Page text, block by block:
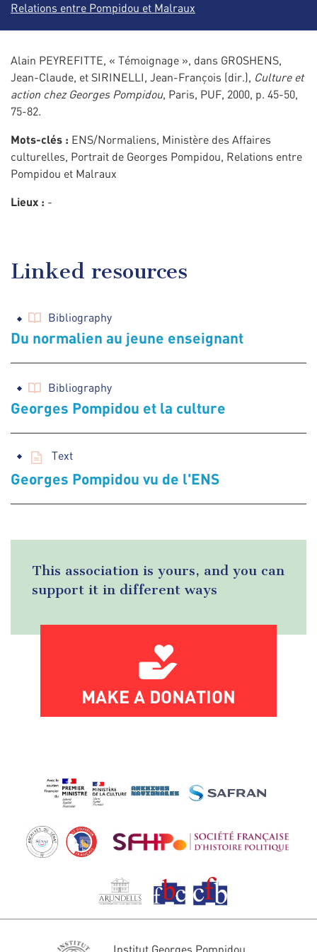
Relations entre Pompidou et Malraux
Alain PEYREFITTE, « Témoignage », dans GROSHENS,
Jean-Claude, et SIRINELLI, Jean-François (dir.), Culture et
action chez Georges Pompidou, Paris, PUF, 2000, p. 45-50,
75-82.
Mots-clés : ENS/Normaliens, Ministère des Affaires
culturelles, Portrait de Georges Pompidou, Relations entre
Pompidou et Malraux
Lieux : -
Linked resources
Bibliography
Du normalien au jeune enseignant
Bibliography
Georges Pompidou et la culture
Text
Georges Pompidou vu de l'ENS
This association is yours, and you can
support it in different ways
MAKE A DONATION
Institut Georges Pompidou